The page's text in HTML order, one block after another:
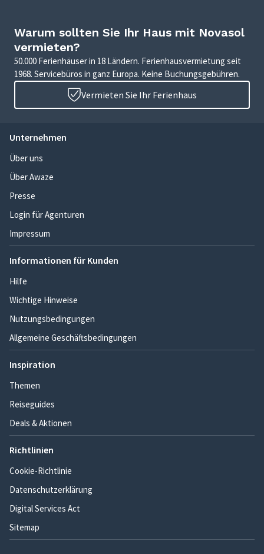
Warum sollten Sie Ihr Haus mit Novasol
vermieten?
50.000 Ferienhäuser in 18 Ländern. Ferienhausvermietung seit
1968. Servicebüros in ganz Europa. Keine Buchungsgebühren.
Vermieten Sie Ihr Ferienhaus
Unternehmen
Über uns
Über Awaze
Presse
Login für Agenturen
Impressum
Informationen für Kunden
Hilfe
Wichtige Hinweise
Nutzungsbedingungen
Allgemeine Geschäftsbedingungen
Inspiration
Themen
Reiseguides
Deals & Aktionen
Richtlinien
Cookie-Richtlinie
Datenschutzerklärung
Digital Services Act
Sitemap